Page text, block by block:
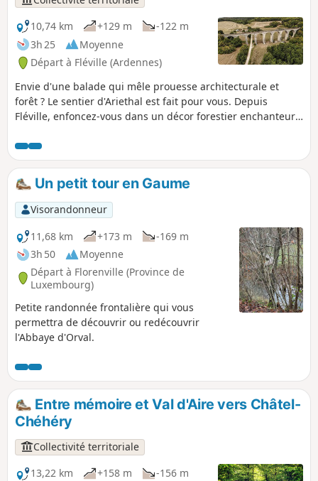
gallo-romain constitue, à 338 m d'altitude,
un magnifique point de vue sur la
campagne et les villages environnants. Ce
circuit est un des 15 circuits PR® de la
Communauté de Communes des Portes du
Luxembourg.
10,74 km
+129 m
-122 m
3h 25
Moyenne
Départ à Fléville (Ardennes)
Envie d'une balade qui mêle prouesse architecturale et
forêt ? Le sentier d'Ariethal est fait pour vous. Depuis
Fléville, enfoncez-vous dans un décor forestier enchanteur
dans son écrin de verdure, le Viaduc d'Ariethal. Ce parcours
vous invitera aussi à entrer dans la plantation mémorielle
dédiée à la Big Red One, hommage vivant et végétal qui lie
cette terre à l'histoire.
Un petit tour en Gaume
Visorandonneur
11,68 km
+173 m
-169 m
3h 50
Moyenne
Départ à Florenville (Province de
Luxembourg)
Petite randonnée frontalière qui vous
permettra de découvrir ou redécouvrir
l'Abbaye d'Orval.
Entre mémoire et Val d'Aire vers Châtel-
Chéhéry
Collectivité territoriale
13,22 km
+158 m
-156 m